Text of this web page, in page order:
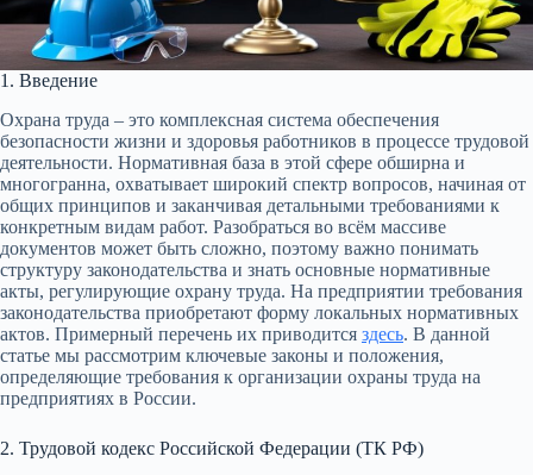
1. Введение
Охрана труда – это комплексная система обеспечения
безопасности жизни и здоровья работников в процессе трудовой
деятельности. Нормативная база в этой сфере обширна и
многогранна, охватывает широкий спектр вопросов, начиная от
общих принципов и заканчивая детальными требованиями к
конкретным видам работ. Разобраться во всём массиве
документов может быть сложно, поэтому важно понимать
структуру законодательства и знать основные нормативные
акты, регулирующие охрану труда. На предприятии требования
законодательства приобретают форму локальных нормативных
актов. Примерный перечень их приводится здесь. В данной
статье мы рассмотрим ключевые законы и положения,
определяющие требования к организации охраны труда на
предприятиях в России.
2. Трудовой кодекс Российской Федерации (ТК РФ)